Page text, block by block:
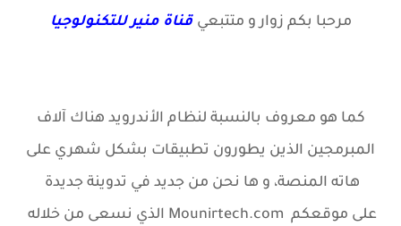
مرحبا بكم زوار و متتبعي قناة منير للتكنولوجيا
كما هو معروف بالنسبة لنظام الأندرويد هناك آلاف
المبرمجين الذين يطورون تطبيقات بشكل شهري على
هاته المنصة، و ها نحن من جديد في تدوينة جديدة
على موقعكم Mounirtech.com الذي نسعى من خلاله